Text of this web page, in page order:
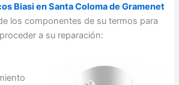
Biasi en Santa Coloma de Gramenet
los componentes de su termos para
a su reparación: